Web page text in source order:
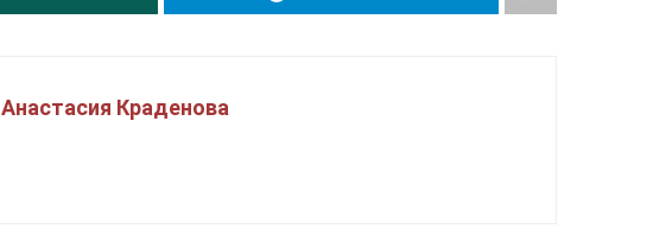
Анастасия Краденова